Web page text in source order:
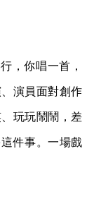
，你唱一首，
演員面對創作
玩玩鬧鬧，差
件事。一場戲